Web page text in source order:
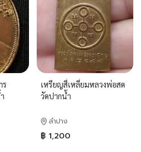
ร
2501
เหรียญสี่เหลี่ยมหลวงพ่อสด
วัดปากน้ำ
ลำปาง
฿ 1,200